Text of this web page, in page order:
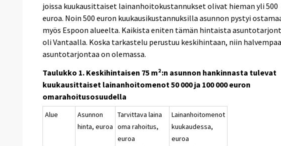
joissa kuukausittaiset lainanhoitokustannukset olivat hieman yli 500
euroa. Noin 500 euron kuukausikustannuksilla asunnon pystyi
myös Espoon alueelta. Kaikista eniten tämän hintaista
oli Vantaalla. Koska tarkastelu perustuu keskihintaan, niin
asuntotarjontaa on olemassa.
Taulukko 1. Keskihintaisen 75 m²:n asunnon hankinnasta tulevat
kuukausittaiset lainanhoitomenot 50 000 ja 100 000 euron
omarahoitusosuudella
Alue
Asunnon
hinta, euroa
Tarvittava laina
oma rahoitus,
euroa
Lainanhoitomenot
kuukaudessa,
euroa